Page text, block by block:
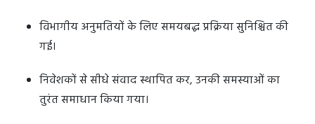
विभागीय अनुमतियों के लिए समयबद्ध प्रक्रिया सुनिश्चित की
गई।
निवेशकों से सीधे संवाद स्थापित कर, उनकी समस्याओं का
तुरंत समाधान किया गया।